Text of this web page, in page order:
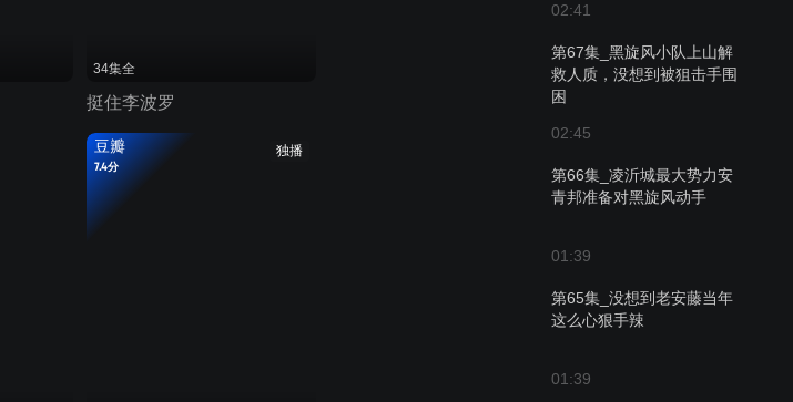
02:41
第67集_黑旋风小队上山解
救人质，没想到被狙击手围
困
02:45
第66集_凌沂城最大势力安
青邦准备对黑旋风动手
01:39
第65集_没想到老安藤当年
这么心狠手辣
01:39
34集全
挺住李波罗
独播
豆瓣
7.4分